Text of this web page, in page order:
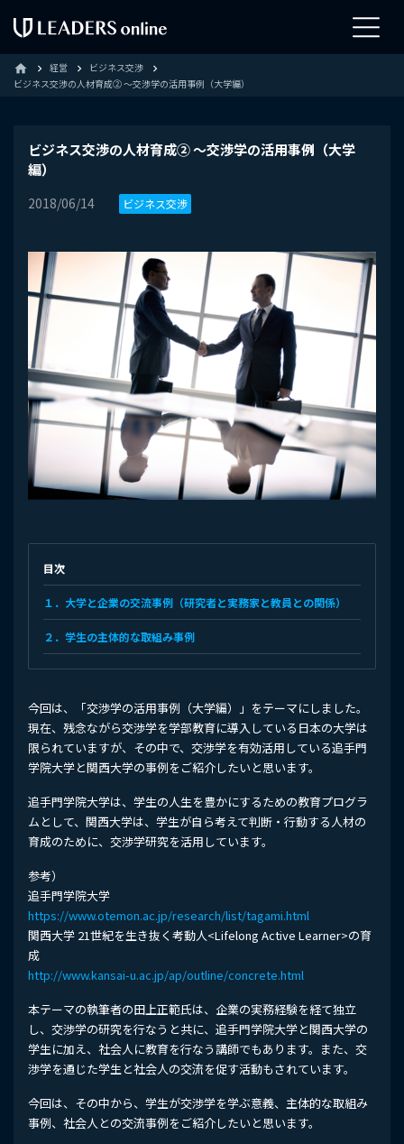
home 経営
ビジネス交渉
ビジネス交渉の人材育成② ～交渉学の活用事例（大学編）
ビジネス交渉の人材育成② ～交渉学の活用事例（大学
編）
2018/06/14 ビジネス交渉
目次
１．大学と企業の交流事例（研究者と実務家と教員との関係）
２．学生の主体的な取組み事例
今回は、「交渉学の活用事例（大学編）」をテーマにしました。
現在、残念ながら交渉学を学部教育に導入している日本の大学は
限られていますが、その中で、交渉学を有効活用している追手門
学院大学と関西大学の事例をご紹介したいと思います。
追手門学院大学は、学生の人生を豊かにするための教育プログラ
ムとして、関西大学は、学生が自ら考えて判断・行動する人材の
育成のために、交渉学研究を活用しています。
参考）
追手門学院大学
https://www.otemon.ac.jp/research/list/tagami.html
関西大学 21世紀を生き抜く考動人<Lifelong Active Learner>の育
成
http://www.kansai-u.ac.jp/ap/outline/concrete.html
本テーマの執筆者の田上正範氏は、企業の実務経験を経て独立
し、交渉学の研究を行なうと共に、追手門学院大学と関西大学の
学生に加え、社会人に教育を行なう講師でもあります。また、交
渉学を通じた学生と社会人の交流を促す活動もされています。
今回は、その中から、学生が交渉学を学ぶ意義、主体的な取組み
事例、社会人との交流事例をご紹介したいと思います。